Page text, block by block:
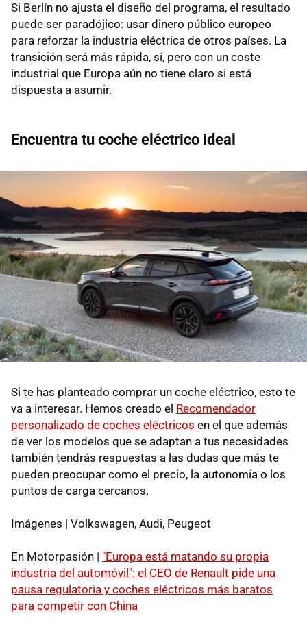
Si Berlín no ajusta el diseño del programa, el resultado
puede ser paradójico: usar dinero público europeo
para reforzar la industria eléctrica de otros países. La
transición será más rápida, sí, pero con un coste
industrial que Europa aún no tiene claro si está
dispuesta a asumir.
Encuentra tu coche eléctrico ideal
Si te has planteado comprar un coche eléctrico, esto te
va a interesar. Hemos creado el Recomendador
personalizado de coches eléctricos en el que además
de ver los modelos que se adaptan a tus necesidades
también tendrás respuestas a las dudas que más te
pueden preocupar como el precio, la autonomía o los
puntos de carga cercanos.
Imágenes | Volkswagen, Audi, Peugeot
En Motorpasión | "Europa está matando su propia
industria del automóvil": el CEO de Renault pide una
pausa regulatoria y coches eléctricos más baratos
para competir con China